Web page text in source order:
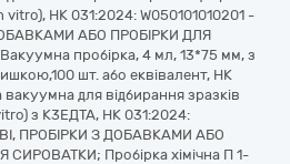
vitro), НК 031:2024: W050101010201 -
АБО ПРОБІРКИ ДЛЯ
пробірка, 4 мл, 13*75 мм, з
шт. або еквівалент, НК
для відбирання зразків
з K3ЕДТА, НК 031:2024:
ПРОБІРКИ З ДОБАВКАМИ АБО
СИРОВАТКИ; Пробірка хімічна П 1-